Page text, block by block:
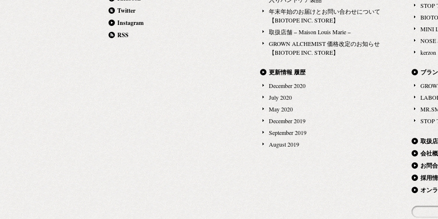
Twitter
Instagram
RSS
年末年始のお届けとお問い合わせについて
【BIOTOPE INC. STORE】
取扱店舗 − Maison Louis Marie −
GROWN ALCHEMIST 価格改定のお知らせ
【BIOTOPE INC. STORE】
更新情報 履歴
December 2020
July 2020
May 2020
December 2019
September 2019
August 2019
STOP
MINI
NOSE
kerzon
ブラ
STOP
取扱
会社
お問
採用
オン